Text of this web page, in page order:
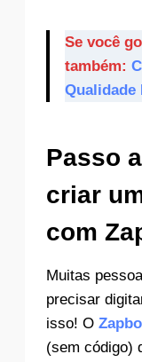
Se você
também:
Qualidade
Passo
criar
com
Muitas
precisar
isso! O
(sem código)